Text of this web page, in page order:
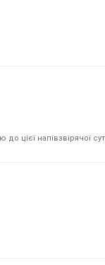
напівзвірячої